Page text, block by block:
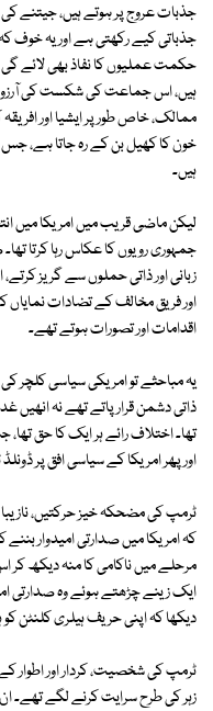
جذبات عروج پر ہوتے ہیں، جیتنے
جذباتی کیے رکھتی ہے اور یہ خوف
حکمت عملیوں کا نفاذ بھی لائے
ہیں، اس جماعت کی شکست کی آرزو
ممالک، خاص طور پر ایشیا اور
خون کا کھیل بن کے رہ جاتا ہے،
ہیں۔
لیکن ماضی قریب میں امریکا میں
جمہوری رویوں کا عکاس رہا کرتا
زبانی اور ذاتی حملوں سے گریز
اور فریق مخالف کے تضادات نمایاں
اقدامات اور تصورات ہوتے تھے۔
یہ مباحثے تو امریکی سیاسی کلچر
ذاتی دشمن قرار پاتے تھے نہ انھیں
تھا۔ اختلاف رائے ہر ایک کا حق تھا،
اور پھر امریکا کے سیاسی افق پر
ٹرمپ کی مضحکہ خیز حرکتیں،
کہ امریکا میں صدارتی امیدوار
مرحلے میں ناکامی کا منہ دیکھ کر
ایک زینے چڑھتے ہوئے وہ صدارتی
دیکھا کہ اپنی حریف ہیلری کلنٹن
ٹرمپ کی شخصیت، کردار اور اطوار
زہر کی طرح سرایت کرنے لگے تھے۔ ان